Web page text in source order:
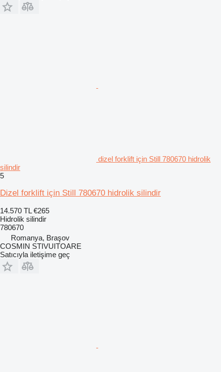
dizel forklift için Still 780670 hidrolik
silindir
5
Dizel forklift için Still 780670 hidrolik silindir
14.570 TL €265
Hidrolik silindir
780670
Romanya, Braşov
COSMIN STIVUITOARE
Satıcıyla iletişime geç